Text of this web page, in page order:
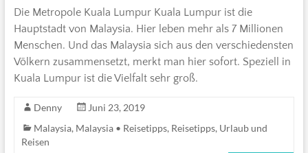
Die Metropole Kuala Lumpur Kuala Lumpur ist die
Hauptstadt von Malaysia. Hier leben mehr als 7 Millionen
Menschen. Und das Malaysia sich aus den verschiedensten
Völkern zusammensetzt, merkt man hier sofort. Speziell in
Kuala Lumpur ist die Vielfalt sehr groß.
Denny
Juni 23, 2019
Malaysia, Malaysia • Reisetipps, Reisetipps, Urlaub und
Reisen